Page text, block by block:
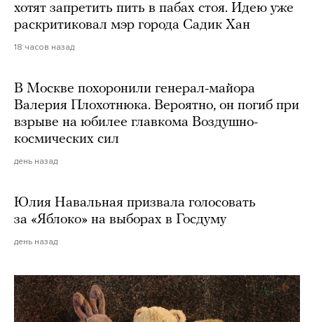
хотят запретить пить в пабах стоя. Идею уже
раскритиковал мэр города Садик Хан
18 часов назад
В Москве похоронили генерал-майора
Валерия Плохотнюка. Вероятно, он погиб при
взрыве на юбилее главкома Воздушно-
космических сил
день назад
Юлия Навальная призвала голосовать
за «Яблоко» на выборах в Госдуму
день назад